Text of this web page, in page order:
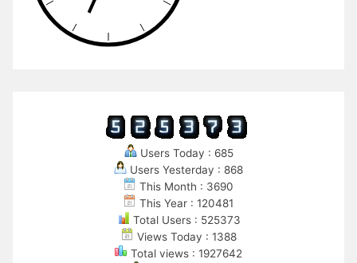
Users Today : 685
Users Yesterday : 868
This Month : 3690
This Year : 120481
Total Users : 525373
Views Today : 1388
Total views : 1927642